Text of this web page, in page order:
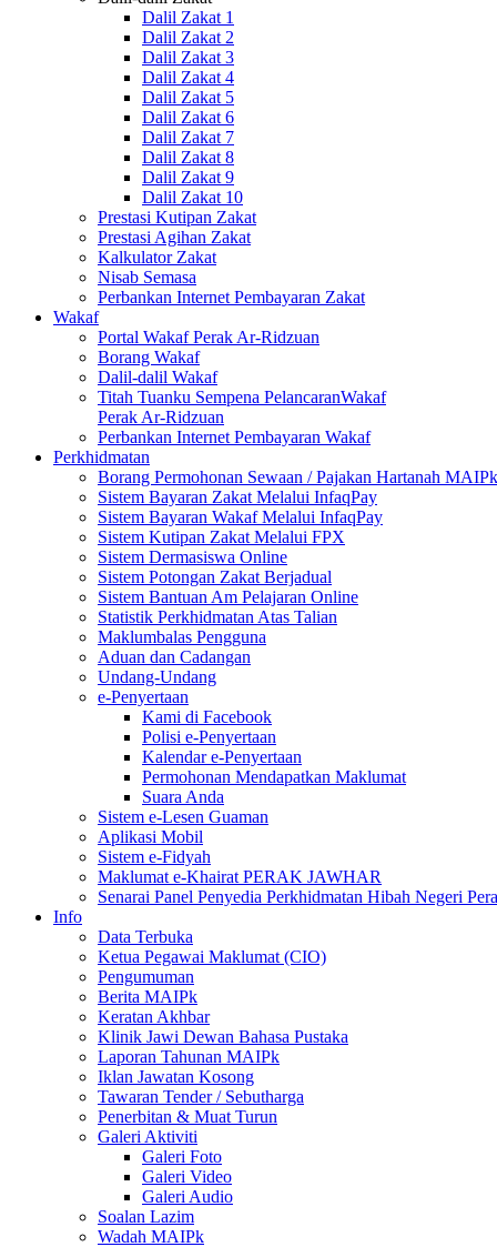
Dalil Zakat 1
Dalil Zakat 2
Dalil Zakat 3
Dalil Zakat 4
Dalil Zakat 5
Dalil Zakat 6
Dalil Zakat 7
Dalil Zakat 8
Dalil Zakat 9
Dalil Zakat 10
Prestasi Kutipan Zakat
Prestasi Agihan Zakat
Kalkulator Zakat
Nisab Semasa
Perbankan Internet Pembayaran Zakat
Wakaf
Portal Wakaf Perak Ar-Ridzuan
Borang Wakaf
Dalil-dalil Wakaf
Titah Tuanku Sempena PelancaranWakaf
Perak Ar-Ridzuan
Perbankan Internet Pembayaran Wakaf
Perkhidmatan
Borang Permohonan Sewaan / Pajakan Hartanah MAIPk
Sistem Bayaran Zakat Melalui InfaqPay
Sistem Bayaran Wakaf Melalui InfaqPay
Sistem Kutipan Zakat Melalui FPX
Sistem Dermasiswa Online
Sistem Potongan Zakat Berjadual
Sistem Bantuan Am Pelajaran Online
Statistik Perkhidmatan Atas Talian
Maklumbalas Pengguna
Aduan dan Cadangan
Undang-Undang
e-Penyertaan
Kami di Facebook
Polisi e-Penyertaan
Kalendar e-Penyertaan
Permohonan Mendapatkan Maklumat
Suara Anda
Sistem e-Lesen Guaman
Aplikasi Mobil
Sistem e-Fidyah
Maklumat e-Khairat PERAK JAWHAR
Senarai Panel Penyedia Perkhidmatan Hibah Negeri
Info
Data Terbuka
Ketua Pegawai Maklumat (CIO)
Pengumuman
Berita MAIPk
Keratan Akhbar
Klinik Jawi Dewan Bahasa Pustaka
Laporan Tahunan MAIPk
Iklan Jawatan Kosong
Tawaran Tender / Sebutharga
Penerbitan & Muat Turun
Galeri Aktiviti
Galeri Foto
Galeri Video
Galeri Audio
Soalan Lazim
Wadah MAIPk